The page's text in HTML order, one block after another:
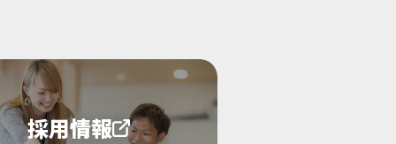
採用情報